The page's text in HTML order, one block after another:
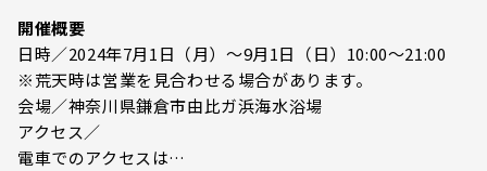
開催概要
日時／2024年7月1日（月）～9月1日（日）10:00～21:00
※荒天時は営業を見合わせる場合があります。
会場／神奈川県鎌倉市由比ガ浜海水浴場
アクセス／
電車でのアクセスは…